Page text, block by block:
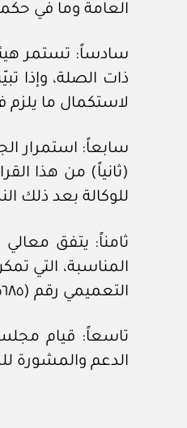
العامة وما في
سادساً: تستمر هيئة
ذات الصلة، وإذا
لاستكمال ما يلزم
سابعاً: استمرار
(ثانياً) من هذا
للوكالة بعد ذلك
ثامناً: يتفق
المناسبة، التي
التعميمي رقم (٥٥٦٨٥) وتاريخ ٣٠ /١١ /١٤٣٨هـ، بما يضمن الاستدامة المالية للوكالة.
تاسعاً: قيام
الدعم والمشورة